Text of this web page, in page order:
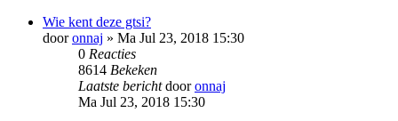
Wie kent deze gtsi?
dooronnaj » Ma Jul 23, 2018 15:30
0 Reacties
8614 Bekeken
Laatste berichtdooronnaj
Ma Jul 23, 2018 15:30